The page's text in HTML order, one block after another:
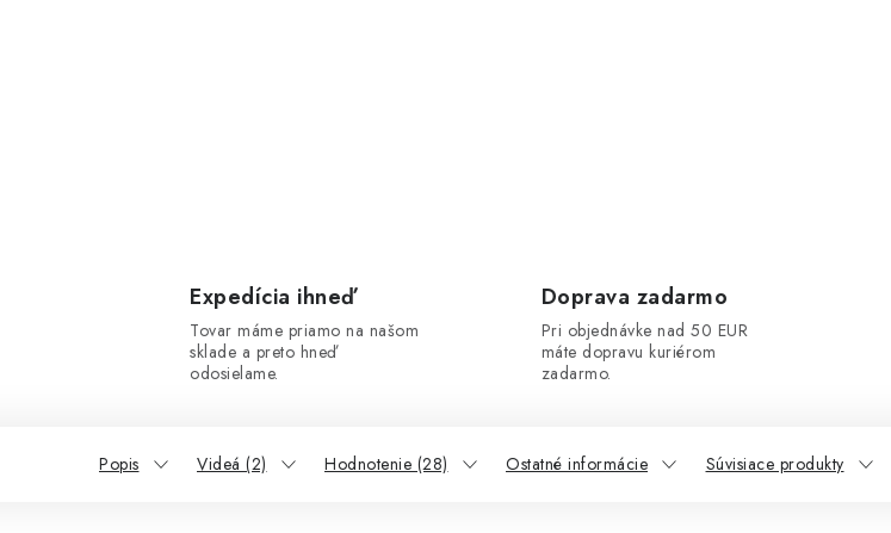
Expedícia ihneď
Tovar máme priamo na našom
sklade a preto hneď
odosielame.
Doprava zadarmo
Pri objednávke nad 50 EUR
máte dopravu kuriérom
zadarmo.
Popis Videá (2) Hodnotenie (28) Ostatné informácie Súvisiace produkty